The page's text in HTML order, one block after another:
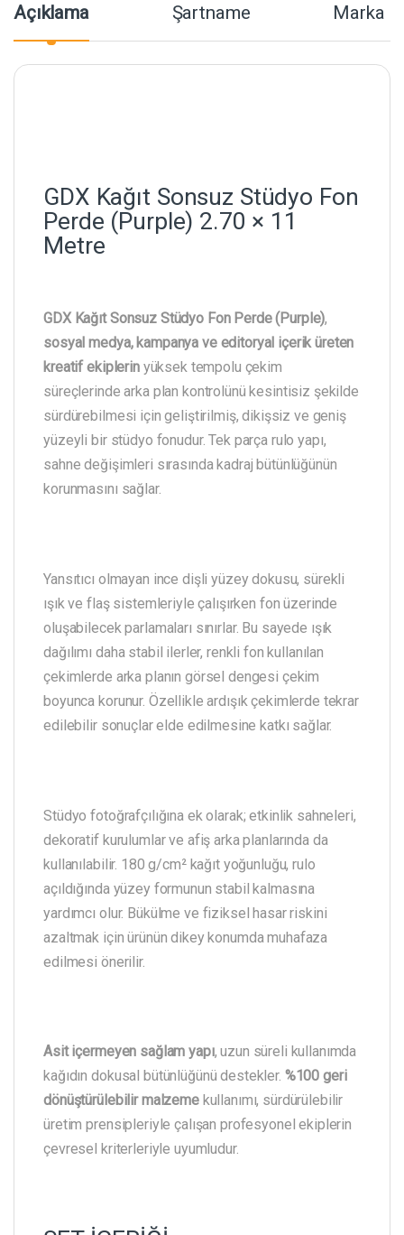
Açıklama Şartname Marka
GDX Kağıt Sonsuz Stüdyo Fon
Perde (Purple) 2.70 × 11
Metre
GDX Kağıt Sonsuz Stüdyo Fon Perde (Purple),
sosyal medya, kampanya ve editoryal içerik üreten
kreatif ekiplerinyüksek tempolu çekim
süreçlerinde arka plan kontrolünü kesintisiz şekilde
sürdürebilmesi için geliştirilmiş, dikişsiz ve geniş
yüzeyli bir stüdyo fonudur. Tek parça rulo yapı,
sahne değişimleri sırasında kadraj bütünlüğünün
korunmasını sağlar.
Yansıtıcı olmayan ince dişli yüzey dokusu, sürekli
ışık ve flaş sistemleriyle çalışırken fon üzerinde
oluşabilecek parlamaları sınırlar. Bu sayede ışık
dağılımı daha stabil ilerler, renkli fon kullanılan
çekimlerde arka planın görsel dengesi çekim
boyunca korunur. Özellikle ardışık çekimlerde tekrar
edilebilir sonuçlar elde edilmesine katkı sağlar.
Stüdyo fotoğrafçılığına ek olarak; etkinlik sahneleri,
dekoratif kurulumlar ve afiş arka planlarında da
kullanılabilir. 180 g/cm² kağıt yoğunluğu, rulo
açıldığında yüzey formunun stabil kalmasına
yardımcı olur. Bükülme ve fiziksel hasar riskini
azaltmak için ürünün dikey konumda muhafaza
edilmesi önerilir.
Asit içermeyen sağlam yapı, uzun süreli kullanımda
kağıdın dokusal bütünlüğünü destekler. %100 geri
dönüştürülebilir malzemekullanımı, sürdürülebilir
üretim prensipleriyle çalışan profesyonel ekiplerin
çevresel kriterleriyle uyumludur.